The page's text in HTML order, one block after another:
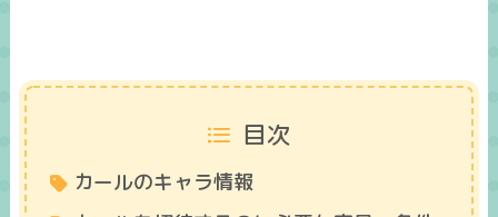
目次
カールのキャラ情報